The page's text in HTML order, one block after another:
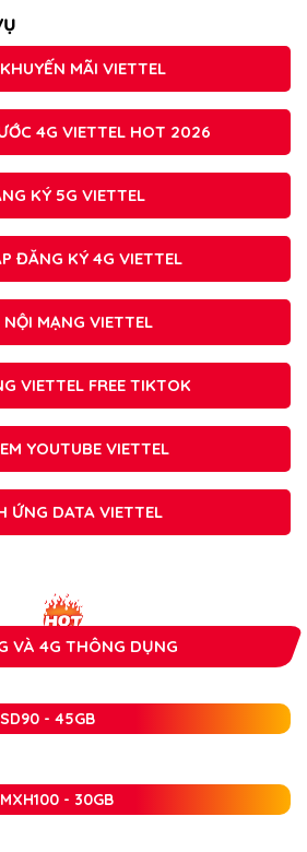
MÃI VIETTEL
4G VIETTEL HOT 2026
KÝ 5G VIETTEL
ĐĂNG KÝ 4G VIETTEL
NỘI MẠNG VIETTEL
VIETTEL FREE TIKTOK
YOUTUBE VIETTEL
ỨNG DATA VIETTEL
VÀ 4G THÔNG DỤNG
- 45GB
- 30GB